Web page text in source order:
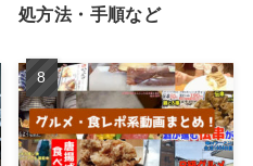
処方法・手順など